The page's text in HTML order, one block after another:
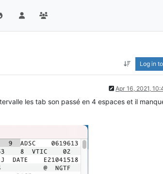
Log in
Apr 16, 2021,
les tab son passé en 4 espaces et il